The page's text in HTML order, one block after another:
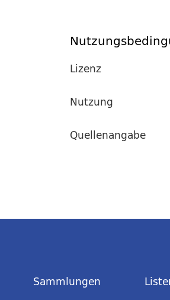
Lizenz
Nutzung
Quellenangabe
Sammlungen